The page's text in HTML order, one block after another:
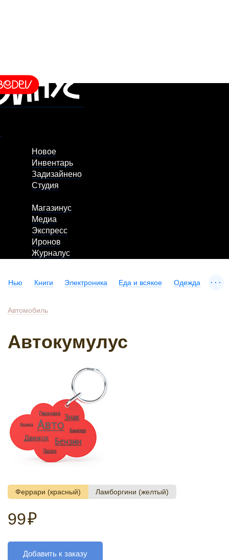
Новое
Инвентарь
Задизайнено
Студия
Магазинус
Медиа
Экспресс
Иронов
Журналус
Нью Книги Электроника Еда и всякое Одежда ...
Автомобиль
Автокумулус
Феррари (красный) Ламборгини (желтый)
99₽
Добавить к заказу